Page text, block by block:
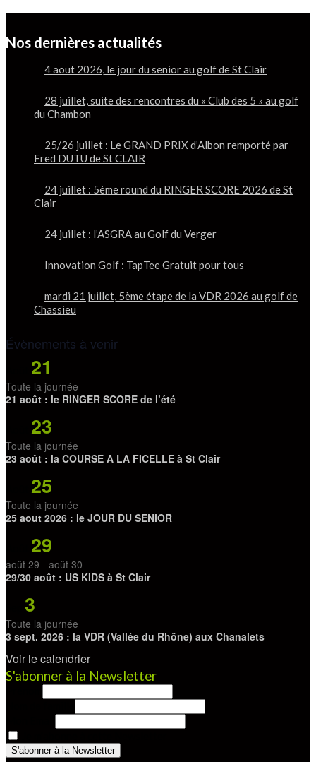
Nos dernières actualités
4 aout 2026, le jour du senior au golf de St Clair
28 juillet, suite des rencontres du « Club des 5 » au golf
du Chambon
25/26 juillet : Le GRAND PRIX d’Albon remporté par
Fred DUTU de St CLAIR
24 juillet : 5ème round du RINGER SCORE 2026 de St
Clair
24 juillet : l’ASGRA au Golf du Verger
Innovation Golf : TapTee Gratuit pour tous
mardi 21 juillet, 5ème étape de la VDR 2026 au golf de
Chassieu
Évènements à venir
21
Toute la journée
21 août : le RINGER SCORE de l’été
23
Toute la journée
23 août : la COURSE A LA FICELLE à St Clair
25
Toute la journée
25 aout 2026 : le JOUR DU SENIOR
29
août 29 - août 30
29/30 août : US KIDS à St Clair
3
Toute la journée
3 sept. 2026 : la VDR (Vallée du Rhône) aux Chanalets
Voir le calendrier
S'abonner à la Newsletter